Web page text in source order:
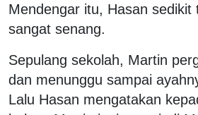
Mendengar itu, Hasan sedikit
sangat senang.
Sepulang sekolah, Martin
dan menunggu sampai
Lalu Hasan mengatakan